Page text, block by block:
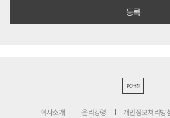
PC버전
회사소개 윤리강령 개인정보처리방